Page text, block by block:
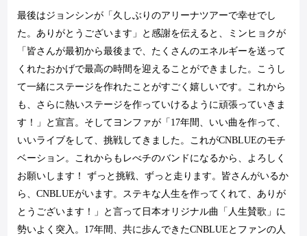
最後はジョンシンが「久しぶりのアリーナツアーで幸せでし
た。ありがとうございます」と感謝を伝えると、ミンヒョクが
「皆さんが最初から最後まで、たくさんのエネルギーを送って
くれたおかげで最高の時間を迎えることができました。こうし
て一緒にステージを作れたことがすごく嬉しいです。これから
も、さらに熱いステージを作っていけるように頑張っていきま
す！」と宣言。そしてヨンファが「 17年間、いい曲を作って、
いいライブをして、挑戦してきました。これがCNBLUEのモチ
ベーション。これからもレべチのバンドになるから、よろしく
お願いします！ ずっと挑戦、ずっと走ります。皆さんがいるか
ら、CNBLUEがいます。ステキな人生を作ってくれて、ありが
とうございます！」と言って日本オリジナル曲「人生賛歌」に
勢いよく突入。 17年間、共に歩んできたCNBLUE とファンの人